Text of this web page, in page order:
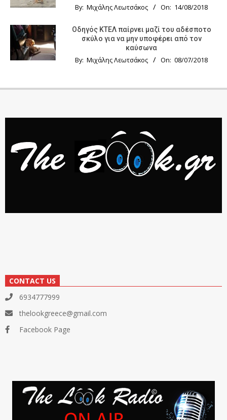
By: Μιχάλης Λεωτσάκος On: 14/08/2018
Οδηγός KTΕΛ παίρνει μαζί του αδέσποτο
σκύλο για να μην υποφέρει από τον
καύσωνα
By: Μιχάλης Λεωτσάκος On: 08/07/2018
CONTACT US
6934777999
thelookgreece@gmail.com
Facebook Page